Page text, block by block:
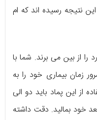
نتیجه رسیده اند که ام
از بین می برند. شما با
زمان بیماری خود را به
از این پماد باید دو الی
خود بمالید. دقت داشته